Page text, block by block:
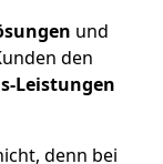
und
den
Leistungen
denn bei